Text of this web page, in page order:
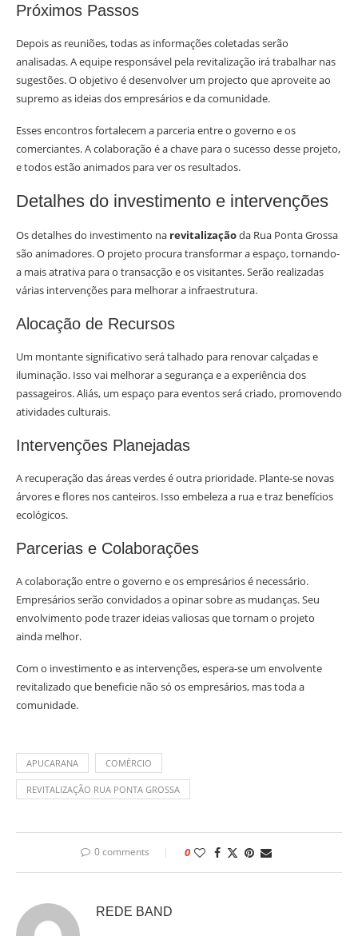
Próximos Passos
Depois as reuniões, todas as informações coletadas serão
analisadas. A equipe responsável pela revitalização irá trabalhar nas
sugestões. O objetivo é desenvolver um projecto que aproveite ao
supremo as ideias dos empresários e da comunidade.
Esses encontros fortalecem a parceria entre o governo e os
comerciantes. A colaboração é a chave para o sucesso desse projeto,
e todos estão animados para ver os resultados.
Detalhes do investimento e intervenções
Os detalhes do investimento na revitalizaçãoda Rua Ponta Grossa
são animadores. O projeto procura transformar a espaço, tornando-
a mais atrativa para o transacção e os visitantes. Serão realizadas
várias intervenções para melhorar a infraestrutura.
Alocação de Recursos
Um montante significativo será talhado para renovar calçadas e
iluminação. Isso vai melhorar a segurança e a experiência dos
passageiros. Aliás, um espaço para eventos será criado, promovendo
atividades culturais.
Intervenções Planejadas
A recuperação das áreas verdes é outra prioridade. Plante-se novas
árvores e flores nos canteiros. Isso embeleza a rua e traz benefícios
ecológicos.
Parcerias e Colaborações
A colaboração entre o governo e os empresários é necessário.
Empresários serão convidados a opinar sobre as mudanças. Seu
envolvimento pode trazer ideias valiosas que tornam o projeto
ainda melhor.
Com o investimento e as intervenções, espera-se um envolvente
revitalizado que beneficie não só os empresários, mas toda a
comunidade.
APUCARANA COMÉRCIO
REVITALIZAÇÃO RUA PONTA GROSSA
0 comments 0
REDE BAND